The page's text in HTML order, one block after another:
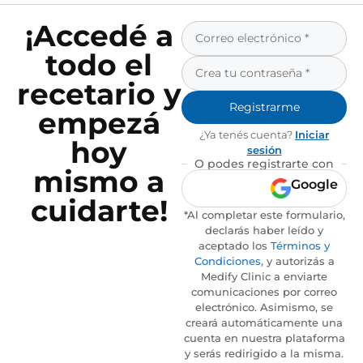
¡Accedé a
todo el
recetario y
empezá
hoy
mismo a
cuidarte!
Registrarme
¿Ya tenés cuenta? Iniciar
sesión
O podes registrarte con
Google
*Al completar este formulario,
declarás haber leído y
aceptado los Términos y
Condiciones, y autorizás a
Medify Clinic a enviarte
comunicaciones por correo
electrónico. Asimismo, se
creará automáticamente una
cuenta en nuestra plataforma
y serás redirigido a la misma.